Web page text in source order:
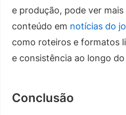
e produção, pode ver
conteúdo em notícias do
como roteiros e formatos
e consistência ao longo
Conclusão